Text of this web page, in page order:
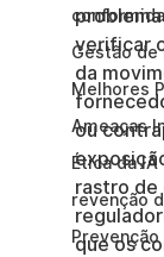
Gestão de
Melhores
Ameaças
Ética da IA
revenção
verificar
da
ou
rastro de
que os